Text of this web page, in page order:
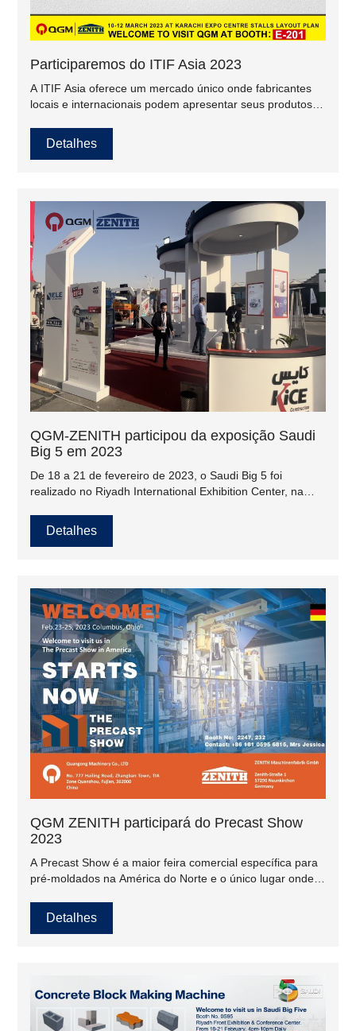
Participaremos do ITIF Asia 2023
A ITIF Asia oferece um mercado único onde fabricantes
locais e internacionais podem apresentar seus produtos
contatos, renovar antigos laços e trocar ideias.
Detalhes
QGM-ZENITH participou da exposição Saudi
Big 5 em 2023
De 18 a 21 de fevereiro de 2023, o Saudi Big 5 foi
realizado no Riyadh International Exhibition Center, na
20 mil metros quadrados, com 308 expositores da China,
Turquia, Alemanha, Índia, Emirados Árabes Unidos, Brasil
Detalhes
QGM ZENITH participará do Precast Show
2023
A Precast Show é a maior feira comercial específica para
pré-moldados na América do Norte e o único lugar onde
setor e os principais especialistas em equipamentos sob o
mesmo teto. Esperamos vê-lo de 23 a 25 de fevereiro de
Detalhes